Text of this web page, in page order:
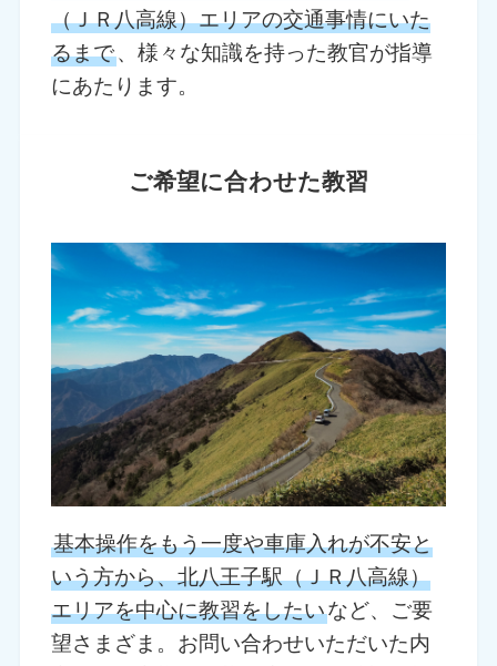
（ＪＲ八高線）エリアの交通事情にいた
るまで、様々な知識を持った教官が指導
にあたります。
ご希望に合わせた教習
基本操作をもう一度や車庫入れが不安と
いう方から、北八王子駅（ＪＲ八高線）
エリアを中心に教習をしたいなど、ご要
望さまざま。お問い合わせいただいた内